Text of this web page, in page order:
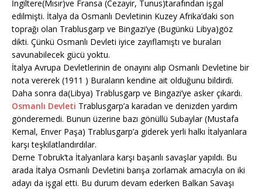
İngiltere(Mısır)ve Fransa (Cezayir, Tunus)tarafından işgal
edilmişti. İtalya da Osmanlı Devletinin Kuzey Afrika’daki son
toprağı olan Trablusgarp ve Bingazi’ye (Bugünkü Libya)göz
dikti. Çünkü Osmanlı Devleti iyice zayıflamıştı ve buraları
savunabilecek gücü yoktu.
İtalya Avrupa Devletlerinin de onayını alıp Osmanlı Devletine bir
nota vererek (1911 ) Buraların kendine ait olduğunu bildirdi.
Daha sonra da(Libya) Trablusgarp ve Bingazi’ye asker çıkardı.
Osmanlı Devleti Trablusgarp’a karadan ve denizden yardım
gönderemedi. Bunun üzerine bazı gönüllü Subaylar (Mustafa
Kemal, Enver Paşa) Trablusgarp’a giderek yerli halkı İtalyanlara
karşı teşkilatlandırdılar.
Derne Tobruk’ta İtalyanlara karşı başarılı savaşlar yapıldı. Bu
arada İtalya Osmanlı Devletini barışa zorlamak amacıyla on iki
adayı da işgal etti. Bu durum devam ederken Balkan Savaşı